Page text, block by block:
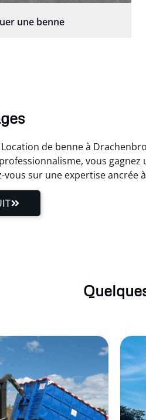
une benne
de benne à
vous
vous sur une expertise